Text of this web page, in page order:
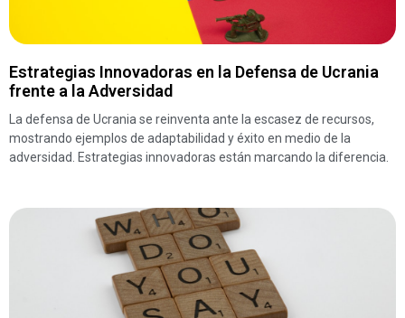
Estrategias Innovadoras en la Defensa de Ucrania
frente a la Adversidad
La defensa de Ucrania se reinventa ante la escasez de recursos,
mostrando ejemplos de adaptabilidad y éxito en medio de la
adversidad. Estrategias innovadoras están marcando la diferencia.